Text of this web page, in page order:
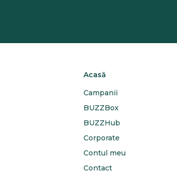
Acasă
Campanii
BUZZBox
BUZZHub
Corporate
Contul meu
Contact